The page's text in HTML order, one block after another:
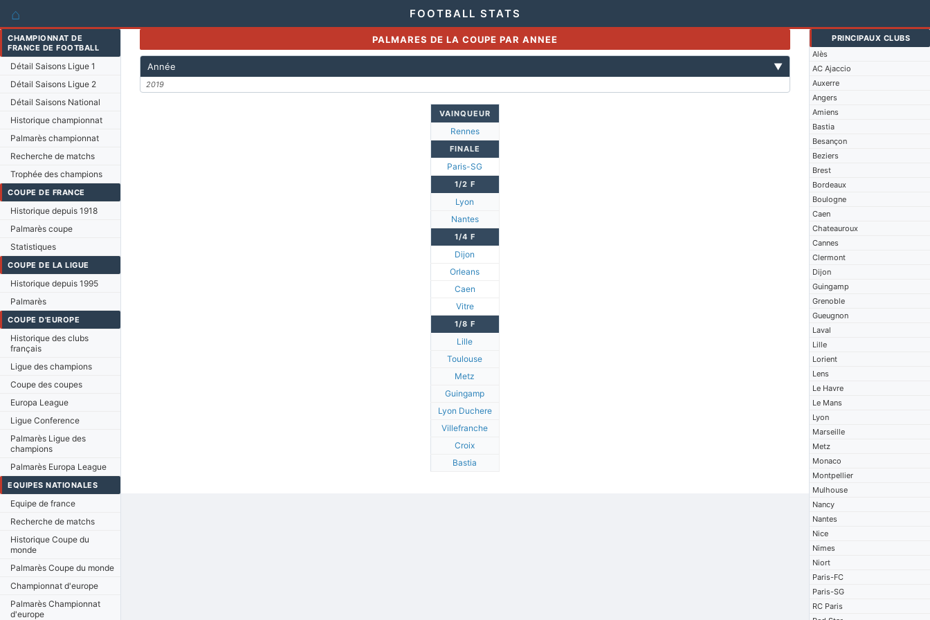
⌂ FOOTBALL STATS
CHAMPIONNAT DE
FRANCE DE FOOTBALL
Détail Saisons Ligue 1
Détail Saisons Ligue 2
Détail Saisons National
Historique championnat
Palmarès championnat
Recherche de matchs
Trophée des champions
COUPE DE FRANCE
Historique depuis 1918
Palmarès coupe
Statistiques
COUPE DE LA LIGUE
Historique depuis 1995
Palmarès
COUPE D'EUROPE
Historique des clubs
français
Ligue des champions
Coupe des coupes
Europa League
Ligue Conference
Palmarès Ligue des
champions
Palmarès Europa League
EQUIPES NATIONALES
Equipe de france
Recherche de matchs
Historique Coupe du
monde
Palmarès Coupe du monde
Championnat d'europe
Palmarès Championnat
d'europe
PRINCIPAUX CLUBS
Alès
AC Ajaccio
Auxerre
Angers
Amiens
Bastia
Besançon
Beziers
Brest
Bordeaux
Boulogne
Caen
Chateauroux
Cannes
Clermont
Dijon
Guingamp
Grenoble
Gueugnon
Laval
Lille
Lorient
Lens
Le Havre
Le Mans
Lyon
Marseille
Metz
Monaco
Montpellier
Mulhouse
Nancy
Nantes
Nice
Nimes
Niort
Paris-FC
Paris-SG
RC Paris
PALMARES DE LA COUPE PAR ANNEE
Année ▼
2019
VAINQUEUR
Rennes
FINALE
Paris-SG
1/2 F
Lyon
Nantes
1/4 F
Dijon
Orleans
Caen
Vitre
1/8 F
Lille
Toulouse
Metz
Guingamp
Lyon Duchere
Villefranche
Croix
Bastia